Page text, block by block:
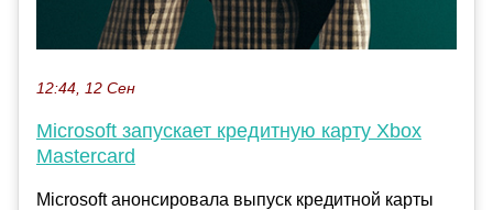
12:44, 12 Сен
Microsoft запускает кредитную карту Xbox
Mastercard
Microsoft анонсировала выпуск кредитной карты